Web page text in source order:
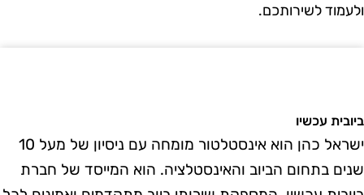
לשירותכם.
עכשיו
ישראל כהן הוא אינסטלטור מומחה עם ניסיון של מעל 10
בתחום הביוב והאינסטלציה. הוא המייסד של חברת